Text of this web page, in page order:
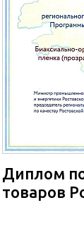
Диплом
товаров